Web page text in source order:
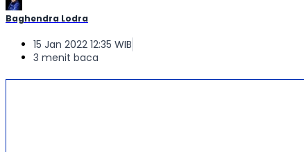
Baghendra Lodra
15 Jan 2022 12:35 WIB
3 menit baca